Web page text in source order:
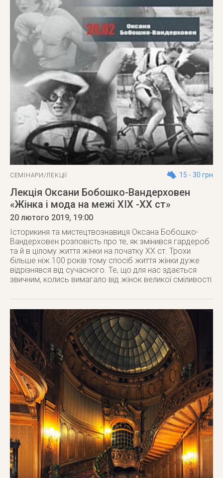
СЕМІНАРИ/ЛЕКЦІЇ 15 - 30 грн
Лекція Оксани Бобошко-Вандерховен
«Жінка і мода на межі ХІХ -ХХ ст»
20 лютого 2019, 19:00
Історикиня та мистецтвознавиця Оксана Бобошко-
Вандерховен розповість про те, як змінився гардероб
та й в цілому життя жінки на початку ХХ ст. Трохи
більше ніж 100 років тому спосіб життя жінки дуже
відрізнявся від сучасного. Те, що для нас здається
звичним, колись вимагало від жінок великої сміливості